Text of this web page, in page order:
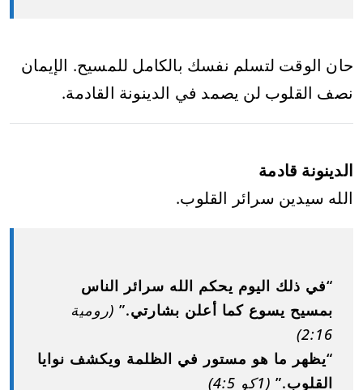
حان الوقت لتسلم نفسك بالكامل للمسيح. الإيمان
نصف القلوب لن يصمد في الدينونة القادمة.
الدينونة قادمة
الله سيدين سرائر القلوب.
“في ذلك اليوم يحكم الله سرائر الناس
بمسيح يسوع كما أعلن بشارتي.” (رومية
2:16)
“يظهر ما هو مستور في الظلمة ويكشف نوايا
القلوب.” (1كو 4:5)